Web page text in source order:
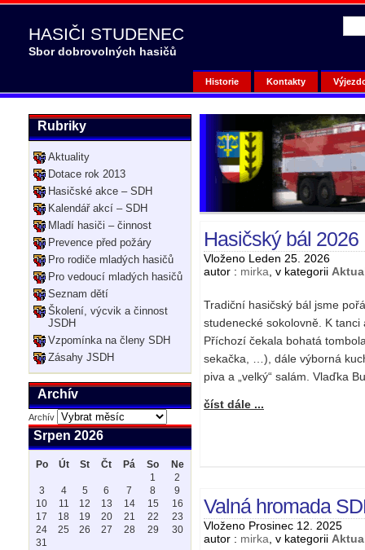
HASIČI STUDENEC
Sbor dobrovolných hasičů
Historie Kontakty
Hasičský bál 2026
Vloženo Leden 25. 2026
autor : mirka , v kategorii
Tradiční hasičský bál jsme
studenecké sokolovně. K
Příchozí čekala bohatá
sekačka, …), dále výborná
piva a „velký“ salám. Vlaďka
číst dále ...
Valná hromada
Vloženo Prosinec 12. 2025
autor : mirka , v kategorii
Rubriky
Aktuality
Dotace rok 2013
Hasičské akce – SDH
Kalendář akcí – SDH
Mladí hasiči – činnost
Prevence před požáry
Pro rodiče mladých hasičů
Pro vedoucí mladých hasičů
Seznam dětí
Školení, výcvik a činnost
JSDH
Vzpomínka na členy SDH
Zásahy JSDH
Archív
Archív
Srpen 2026
Po Út St Čt Pá So Ne
1
2
3
4 5 6 7 8
9
10
11 12 13 14 15
16
17
18 19 20 21 22
23
24
25 26 27 28 29
30
31